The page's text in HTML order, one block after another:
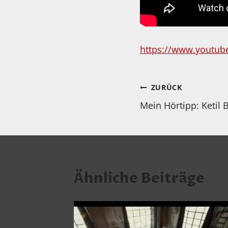
https://
ZURÜCK
Mein Hörtipp: Ketil
Ähnliche Beiträge